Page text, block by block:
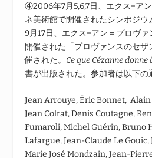
④2006年7月5,6,7日、エクス=ア
ネ美術館で開催されたシンポジ
9月17日、エクス=アン＝プロヴ
開催された「プロヴァンスのセザ
催された。 Ce que Cézanne donne
書が出版された。参加者は以下の
Jean Arrouye, Ēric Bonnet,
Jean Colrat, Denis Coutagne,
Fumaroli, Michel Guérin, Bruno
Lafargue, Jean-Claude Le
Marie José Mondzain, Jean-